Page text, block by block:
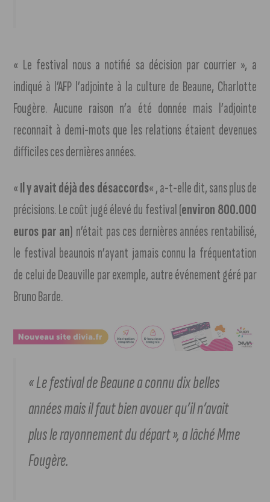
« Le festival nous a notifié sa décision par courrier », a
indiqué à l’AFP l’adjointe à la culture de Beaune, Charlotte
Fougère. Aucune raison n’a été donnée mais l’adjointe
reconnaît à demi-mots que les relations étaient devenues
difficiles ces dernières années.
«Il y avait déjà des désaccords« , a-t-elle dit, sans plus de
précisions. Le coût jugé élevé du festival (environ 800.000
euros par an) n’était pas ces dernières années rentabilisé,
le festival beaunois n’ayant jamais connu la fréquentation
de celui de Deauville par exemple, autre événement géré par
Bruno Barde.
« Le festival de Beaune a connu dix belles
années mais il faut bien avouer qu’il n’avait
plus le rayonnement du départ », a lâché Mme
Fougère.